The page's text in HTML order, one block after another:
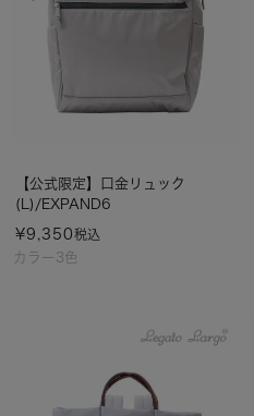
カラー3色
【公式限定】口金リュック
(L)/EXPAND6
¥9,350税込